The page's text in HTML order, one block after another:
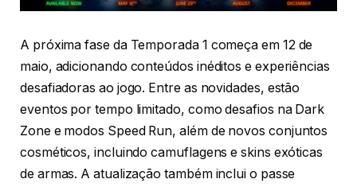
A próxima fase da Temporada 1 começa em 12 de
maio, adicionando conteúdos inéditos e experiências
desafiadoras ao jogo. Entre as novidades, estão
eventos por tempo limitado, como desafios na Dark
Zone e modos Speed Run, além de novos conjuntos
cosméticos, incluindo camuflagens e skins exóticas
de armas. A atualização também inclui o passe